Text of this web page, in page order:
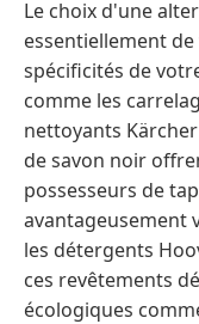
Le choix d'une
essentiellement
spécificités de
comme les
nettoyants
de savon noir
possesseurs de
avantageusement
les détergents
ces revêtements
écologiques